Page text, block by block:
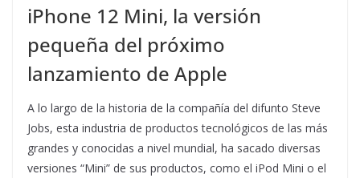
iPhone 12 Mini, la versión
pequeña del próximo
lanzamiento de Apple
A lo largo de la historia de la compañía del difunto Steve
Jobs, esta industria de productos tecnológicos de las más
grandes y conocidas a nivel mundial, ha sacado diversas
versiones “Mini” de sus productos, como el iPod Mini o el